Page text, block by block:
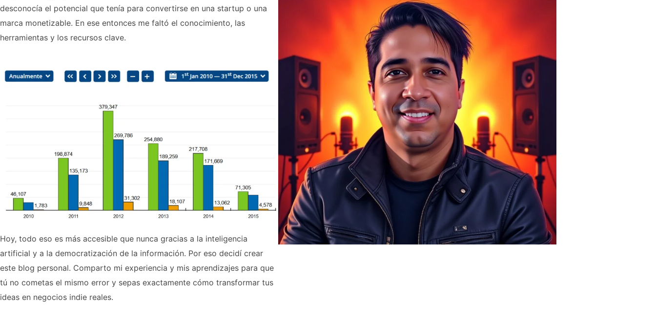
desconocía el potencial que tenía para convertirse en una startup o una
marca monetizable. En ese entonces me faltó el conocimiento, las
herramientas y los recursos clave.
Hoy, todo eso es más accesible que nunca gracias a la inteligencia
artificial y a la democratización de la información. Por eso decidí crear
este blog personal. Comparto mi experiencia y mis aprendizajes para que
tú no cometas el mismo error y sepas exactamente cómo transformar tus
ideas en negocios indie reales.